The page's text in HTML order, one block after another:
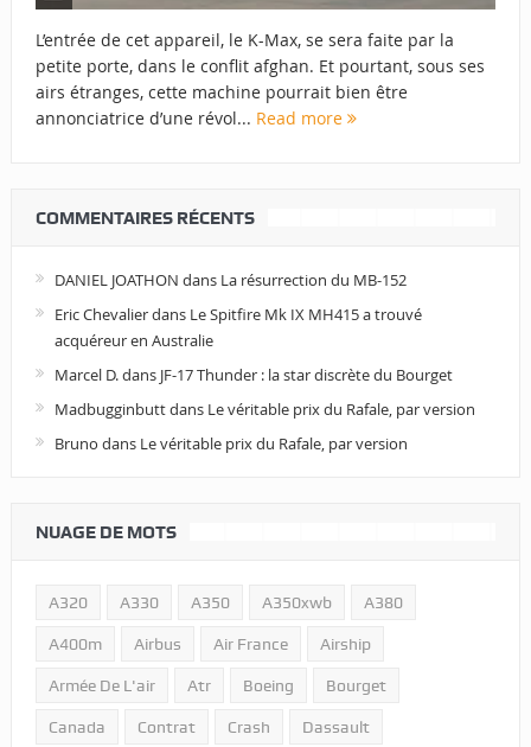
L’entrée de cet appareil, le K-Max, se sera faite par la
petite porte, dans le conflit afghan. Et pourtant, sous ses
airs étranges, cette machine pourrait bien être
annonciatrice d’une révol... Read more
COMMENTAIRES RÉCENTS
DANIEL JOATHON dans La résurrection du MB-152
Eric Chevalierdans Le Spitfire Mk IX MH415 a trouvé
acquéreur en Australie
Marcel D.dans JF-17 Thunder : la star discrète du Bourget
Madbugginbuttdans Le véritable prix du Rafale, par version
Bruno dans Le véritable prix du Rafale, par version
NUAGE DE MOTS
A320 A330 A350 A350xwb A380
A400m Airbus Air France Airship
Armée De L'air Atr Boeing Bourget
Canada Contrat Crash Dassault